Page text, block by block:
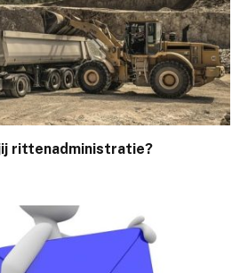
rittenadministratie?